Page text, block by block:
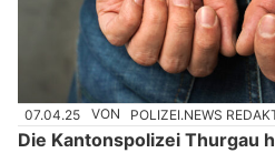
07.04.25 VON POLIZEI.NEWS
Die Kantonspolizei Thurgau